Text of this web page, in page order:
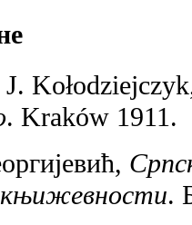
. Kraków 1911.
књижевности.